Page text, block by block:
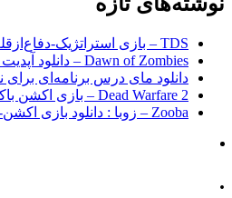
TDS – بازی استراتژیک-دفاع‌از‌قلعه خلاقانه 2.5 بعدی برج سرنوشت برای اندروید + نسخه مود
Dawn of Zombies – دانلود آپدیت جدید بازی اکشن رستاخیز زامبی‌ها اندروید
دانلود مای درس برنامه‌ای برای
Dead Warfare 2 – بازی اکشن باکیفیت-اچ‌دی جنگ با زامبی‌ها 2 اندروید+مود
Zooba – زوبا : دانلود بازی اکشن-تیراندازی-مولتی‌پلیر کارتونی آنلاین اندروید
.